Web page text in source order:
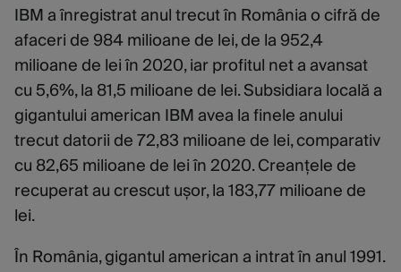
IBM a înregistrat anul trecut în România o cifră de
afaceri de 984 milioane de lei, de la 952,4
milioane de lei în 2020, iar profitul net a avansat
cu 5,6%, la 81,5 milioane de lei. Subsidiara locală a
gigantului american IBM avea la finele anului
trecut datorii de 72,83 milioane de lei, comparativ
cu 82,65 milioane de lei în 2020. Creanțele de
recuperat au crescut ușor, la 183,77 milioane de
lei.
În România, gigantul american a intrat în anul 1991.